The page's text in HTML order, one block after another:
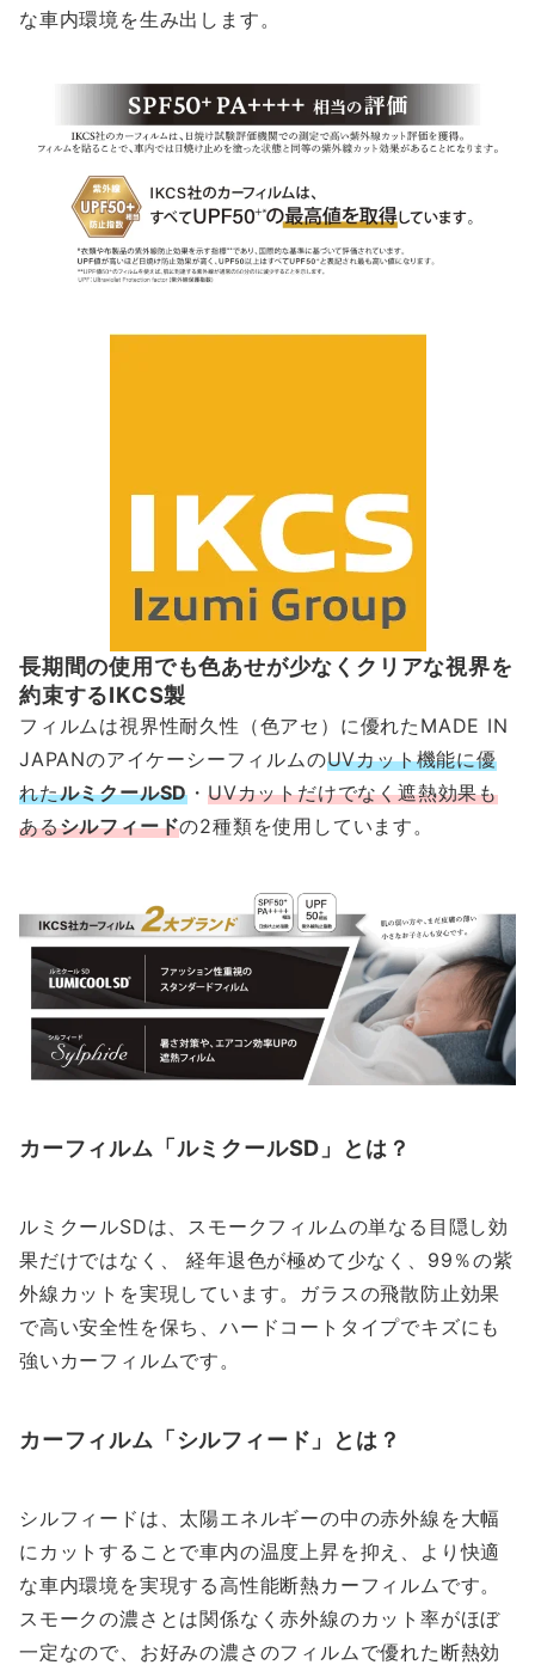
な車内環境を生み出します。
長期間の使用でも色あせが少なくクリアな視界を
約束するIKCS製
フィルムは視界性耐久性（色アセ）に優れたMADE IN
JAPANのアイケーシーフィルムのUVカット機能に優
れたルミクールSD ・UVカットだけでなく遮熱効果も
あるシルフィードの2種類を使用しています。
カーフィルム「ルミクールSD」とは？
ルミクールSDは、スモークフィルムの単なる目隠し効
果だけではなく、 経年退色が極めて少なく、99％の紫
外線カットを実現しています。ガラスの飛散防止効果
で高い安全性を保ち、ハードコートタイプでキズにも
強いカーフィルムです。
カーフィルム「シルフィード」とは？
シルフィードは、太陽エネルギーの中の赤外線を大幅
にカットすることで車内の温度上昇を抑え、より快適
な車内環境を実現する高性能断熱カーフィルムです。
スモークの濃さとは関係なく赤外線のカット率がほぼ
一定なので、お好みの濃さのフィルムで優れた断熱効